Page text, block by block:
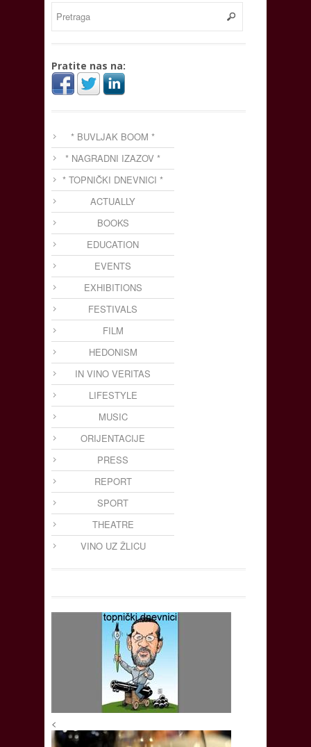
Pratite nas na:
* BUVLJAK BOOM *
* NAGRADNI IZAZOV *
* TOPNIČKI DNEVNICI *
ACTUALLY
BOOKS
EDUCATION
EVENTS
EXHIBITIONS
FESTIVALS
FILM
HEDONISM
IN VINO VERITAS
LIFESTYLE
MUSIC
ORIJENTACIJE
PRESS
REPORT
SPORT
THEATRE
VINO UZ ŽLICU
<